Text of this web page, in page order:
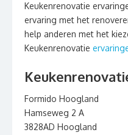
Keukenrenovatie
ervaring met het
help anderen met het
Keukenrenovatie
Formido Hoogland
Hamseweg 2 A
3828AD Hoogland